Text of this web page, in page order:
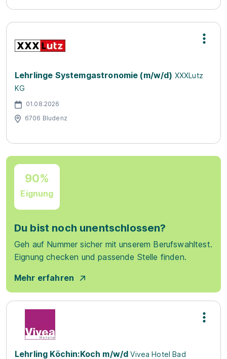
Lehrlinge Systemgastronomie (m/w/d) XXXLutz
KG
01.08.2026
6706 Bludenz
90%
Eignung
Du bist noch unentschlossen?
Geh auf Nummer sicher mit unserem Berufswahltest.
Eignung checken und passende Stelle finden.
Mehr erfahren
Lehrling Köchin:Koch m/w/d Vivea Hotel Bad